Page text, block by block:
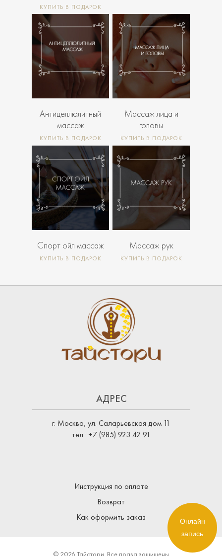
КУПИТЬ В ПОДАРОК
3 000Р 5
000
Антицеллюлитный
массаж
КУПИТЬ В ПОДАРОК
2 700Р
000Р
Массаж лица и
головы
КУПИТЬ В ПОДАРОК
4 500Р 7
500Р
Спорт ойл массаж
КУПИТЬ В ПОДАРОК
2 000Р
Массаж рук
КУПИТЬ В ПОДАРОК
АДРЕС
г. Москва, ул. Саларьевская дом 11
тел.: +7 (985) 923 42 91
Инструкция по оплате
Возврат
Как оформить заказ
© 2026 Тайстори. Все права защищены
Онлайн
запись